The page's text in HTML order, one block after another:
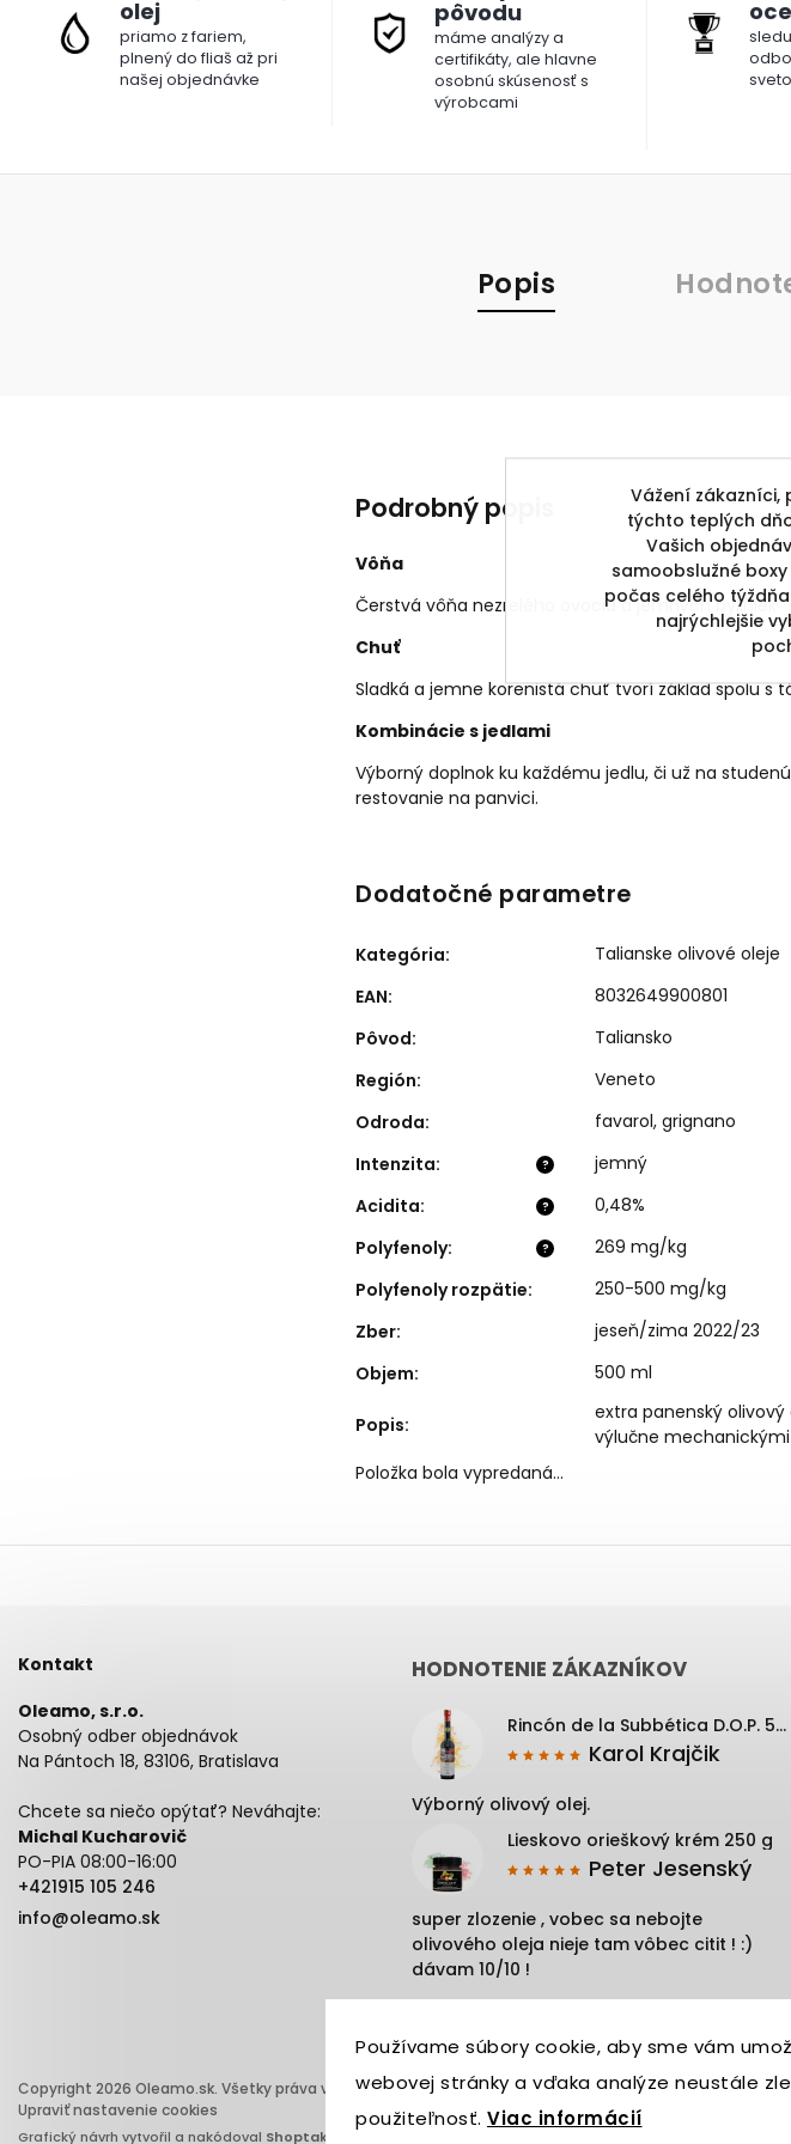
Používame súbory cookie, aby sme vám
webovej stránky a vďaka analýze neustále
použiteľnosť. Viac informácií
Vážení zákazníci,
týchto teplých
Vašich
samoobslužné
počas celého
najrýchlejšie
olej
priamo z fariem,
plnený do fliaš až pri
našej objednávke
pôvodu
máme analýzy a
certifikáty, ale hlavne
osobnú skúsenosť s
výrobcami
Popis
Podrobný popis
Vôňa
Čerstvá vôňa nezrelého ovocia a jemných byliniek.
Chuť
Sladká a jemne korenistá chuť tvorí základ spolu s
Kombinácie s jedlami
Výborný doplnok ku každému jedlu, či už na
restovanie na panvici.
Dodatočné parametre
Kategória:
Talianske olivové oleje
EAN:
8032649900801
Pôvod:
Taliansko
Región:
Veneto
Odroda: favarol, grignano
?
Intenzita: jemný
?
Acidita: 0,48%
?
Polyfenoly:
269 mg/kg
Polyfenoly rozpätie:
250-500 mg/kg
Zber:
jeseň/zima 2022/23
Objem: 500 ml
Popis:
extra panenský
výlučne
Položka bola vypredaná…
Kontakt
Oleamo, s.r.o.
Osobný odber objednávok
Na Pántoch 18, 83106, Bratislava
Chcete sa niečo opýtať? Neváhajte:
Michal Kucharovič
PO-PIA 08:00-16:00
+421915 105 246
info@oleamo.sk
HODNOTENIE ZÁKAZNÍKOV
Rincón de la Subbética D.O.P. 500 ml
Karol Krajčik
Výborný olivový olej.
Lieskovo orieškový krém 250 g
Peter Jesenský
super zlozenie , vobec sa nebojte
olivového oleja nieje tam vôbec citit ! :)
dávam 10/10 !
Copyright 2026 Oleamo.sk. Všetky práva vyhradené.
Upraviť nastavenie cookies
Grafický návrh vytvořil a nakódoval Shoptak.cz